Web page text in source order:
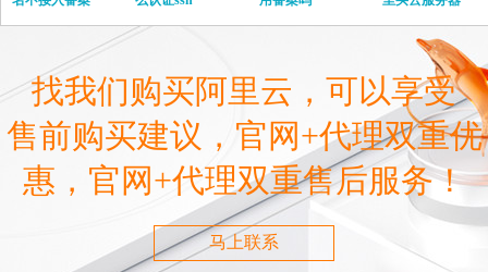
找我们购买阿里云，可以享受
售前购买建议，官网+代理双重优
惠，官网+代理双重售后服务！
马上联系